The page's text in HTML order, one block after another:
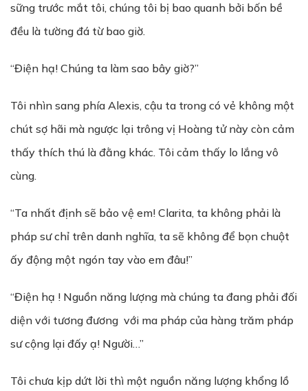
sững trước mắt tôi, chúng tôi bị bao quanh bởi bốn bề
đều là tường đá từ bao giờ.
“Điện hạ! Chúng ta làm sao bây giờ?”
Tôi nhìn sang phía Alexis, cậu ta trong có vẻ không một
chút sợ hãi mà ngược lại trông vị Hoàng tử này còn cảm
thấy thích thú là đằng khác. Tôi cảm thấy lo lắng vô
cùng.
“Ta nhất định sẽ bảo vệ em! Clarita, ta không phải là
pháp sư chỉ trên danh nghĩa, ta sẽ không để bọn chuột
ấy động một ngón tay vào em đâu!”
“Điện hạ ! Nguồn năng lượng mà chúng ta đang phải đối
diện với tương đương với ma pháp của hàng trăm pháp
sư cộng lại đấy ạ! Người…”
Tôi chưa kịp dứt lời thì một nguồn năng lượng khổng lồ